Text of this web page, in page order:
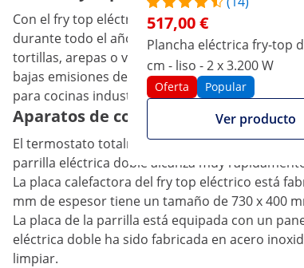
517,00 €
Plancha eléctrica fry-top
cm - liso - 2 x 3.200 W
Oferta Popular
Ver producto
Con el fry top eléctrico doble del equipamiento
durante todo el año con deliciosas y
tortillas, arepas o verduras, con esta plancha
bajas emisiones de humo y funcionamiento
para cocinas industriales, desde restaurantes
Aparatos de cocina para
El termostato totalmente automático garantiza
parrilla eléctrica doble alcanza muy
La placa calefactora del fry top eléctrico está
mm de espesor tiene un tamaño de 730 x 400
La placa de la parrilla está equipada con un
eléctrica doble ha sido fabricada en acero
limpiar.